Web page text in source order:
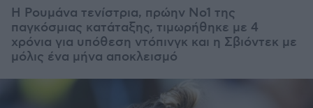
H Ρουμάνα τενίστρια, πρώην Νο1 της
παγκόσμιας κατάταξης, τιμωρήθηκε με 4
χρόνια για υπόθεση ντόπινγκ και η Σβιόντεκ με
μόλις ένα μήνα αποκλεισμό